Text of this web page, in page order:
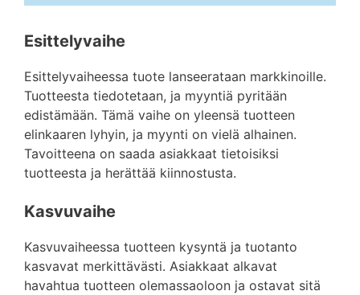
Esittelyvaihe
Esittelyvaiheessa tuote lanseerataan markkinoille.
Tuotteesta tiedotetaan, ja myyntiä pyritään
edistämään. Tämä vaihe on yleensä tuotteen
elinkaaren lyhyin, ja myynti on vielä alhainen.
Tavoitteena on saada asiakkaat tietoisiksi
tuotteesta ja herättää kiinnostusta.
Kasvuvaihe
Kasvuvaiheessa tuotteen kysyntä ja tuotanto
kasvavat merkittävästi. Asiakkaat alkavat
havahtua tuotteen olemassaoloon ja ostavat sitä